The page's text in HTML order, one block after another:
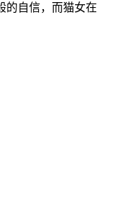
的自信，而猫女在